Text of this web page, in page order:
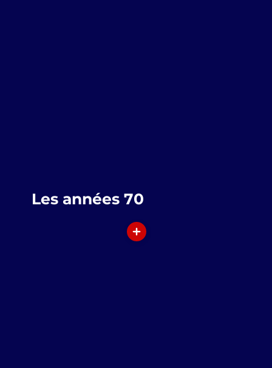
Les années 70